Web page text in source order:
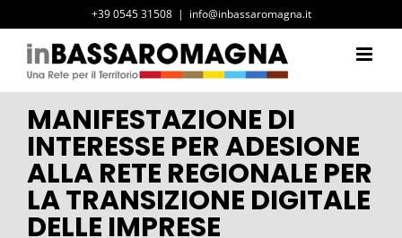
al
contenuto
+39 0545 31508 | info@inbassaromagna.it
MANIFESTAZIONE DI
INTERESSE PER ADESIONE
ALLA RETE REGIONALE PER
LA TRANSIZIONE DIGITALE
DELLE IMPRESE